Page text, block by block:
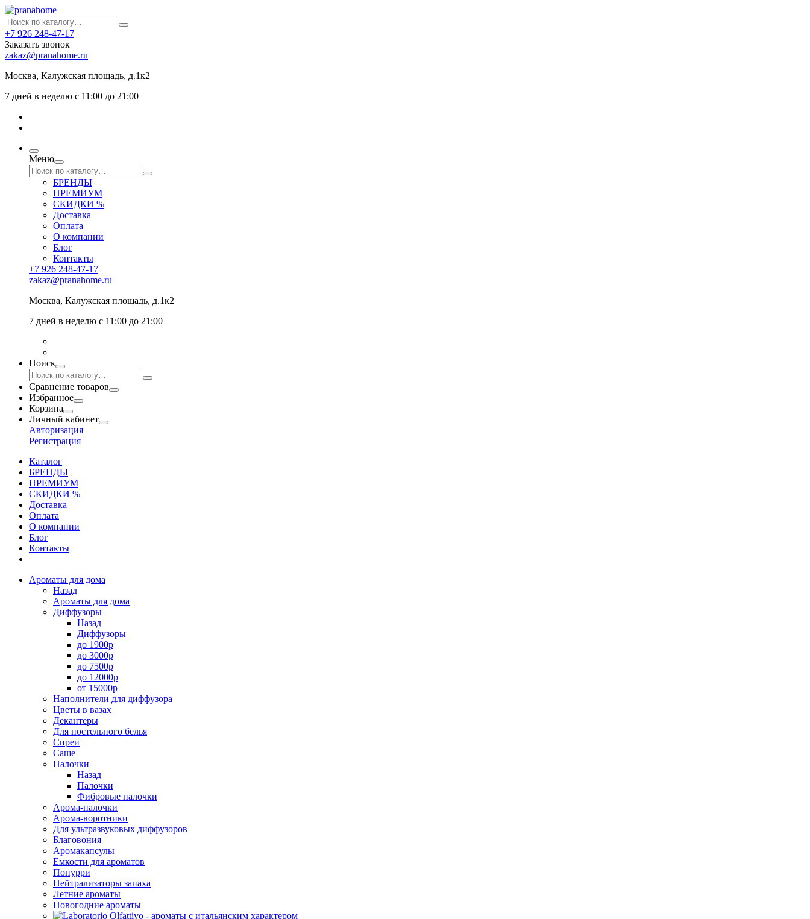
+7 926 248-47-17
Заказать звонок
zakaz@pranahome.ru
Москва, Калужская площадь, д.1к2
7 дней в неделю с 11:00 до 21:00
Меню
БРЕНДЫ
ПРЕМИУМ
СКИДКИ %
Доставка
Оплата
О компании
Блог
Контакты
+7 926 248-47-17
zakaz@pranahome.ru
Москва, Калужская площадь, д.1к2
7 дней в неделю с 11:00 до 21:00
Поиск
Сравнение товаров
Избранное
Корзина
Личный кабинет
Авторизация
Регистрация
Каталог
БРЕНДЫ
ПРЕМИУМ
СКИДКИ %
Доставка
Оплата
О компании
Блог
Контакты
Ароматы для дома
Назад
Ароматы для дома
Диффузоры
Назад
Диффузоры
до 1900р
до 3000р
до 7500р
до 12000р
от 15000р
Наполнители для диффузора
Цветы в вазах
Декантеры
Для постельного белья
Спреи
Саше
Палочки
Назад
Палочки
Фибровые палочки
Арома-палочки
Арома-воротники
Для ультразвуковых диффузоров
Благовония
Аромакапсулы
Емкости для ароматов
Попурри
Нейтрализаторы запаха
Летние ароматы
Новогодние ароматы